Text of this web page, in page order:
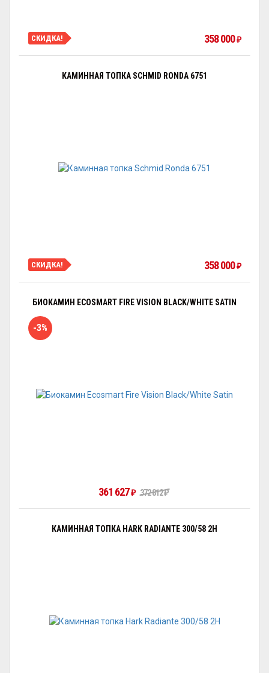
СКИДКА! 358 000₽
КАМИННАЯ ТОПКА SCHMID RONDA 6751
СКИДКА! 358 000₽
БИОКАМИН ECOSMART FIRE VISION BLACK/WHITE SATIN
-3%
361 627₽ 372 812₽
КАМИННАЯ ТОПКА HARK RADIANTE 300/58 2H